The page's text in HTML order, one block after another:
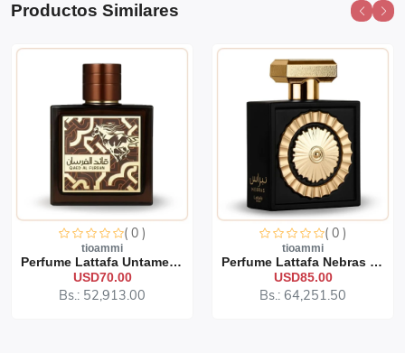
Productos Similares
( 0 )
tioammi
Perfume Lattafa Untamed 1...
USD70.00
Bs.: 52,913.00
( 0 )
tioammi
Perfume Lattafa Nebras 10...
USD85.00
Bs.: 64,251.50